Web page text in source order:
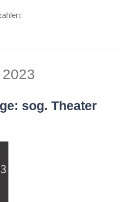
2023
sog. Theater